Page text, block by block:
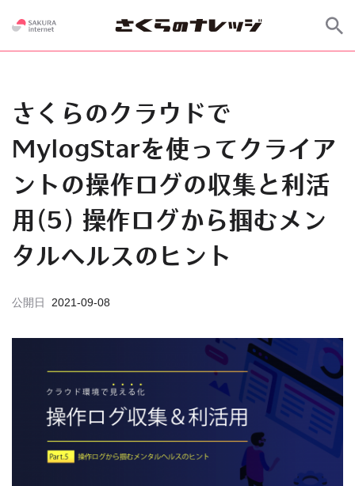
さくらのクラウドで
MylogStarを使ってクライア
ントの操作ログの収集と利活
用(5) 操作ログから掴むメン
タルヘルスのヒント
公開日 2021-09-08